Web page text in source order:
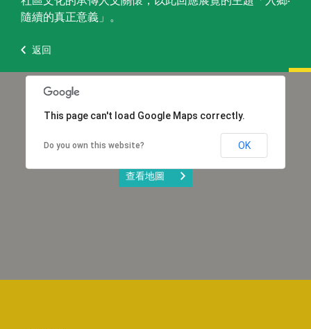
隨續的真正意義」。
返回
This page can't load Google Maps correctly.
Do you own this website? OK
查看地圖